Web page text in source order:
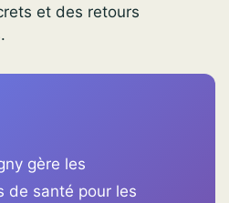
et des retours
gère les
de santé pour les